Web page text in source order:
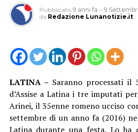
Pubblicato 9 anni fa – 9
da Redazione Lunanotizie.it
LATINA – Saranno processati il
d’Assise a Latina i tre imputati
Arinei, il 35enne romeno ucciso
settembre di un anno fa (2016)
Latina durante una festa. Lo ha